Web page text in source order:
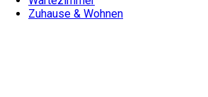
Zuhause & Wohnen